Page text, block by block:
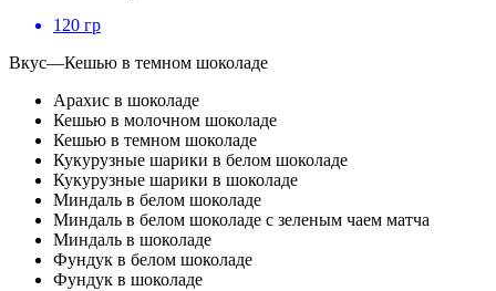
120 гр
Вкус—Кешью в темном шоколаде
Арахис в шоколаде
Кешью в молочном шоколаде
Кешью в темном шоколаде
Кукурузные шарики в белом шоколаде
Кукурузные шарики в шоколаде
Миндаль в белом шоколаде
Миндаль в белом шоколаде с зеленым чаем матча
Миндаль в шоколаде
Фундук в белом шоколаде
Фундук в шоколаде